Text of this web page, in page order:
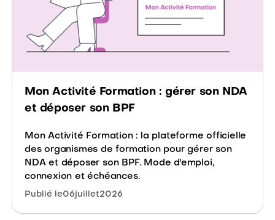
Mon Activité Formation : gérer son NDA
et déposer son BPF
Mon Activité Formation : la plateforme officielle
des organismes de formation pour gérer son
NDA et déposer son BPF. Mode d'emploi,
connexion et échéances.
Publié le06juillet2026